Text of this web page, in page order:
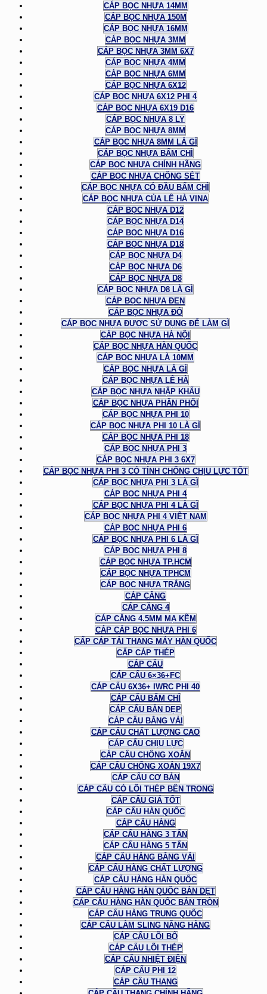
CÁP BỌC NHỰA 14MM
CÁP BỌC NHỰA 150M
CÁP BỌC NHỰA 16MM
CÁP BỌC NHỰA 3MM
CÁP BỌC NHỰA 3MM 6X7
CÁP BỌC NHỰA 4MM
CÁP BỌC NHỰA 6MM
CÁP BỌC NHỰA 6X12
CÁP BỌC NHỰA 6X12 PHI 4
CÁP BỌC NHỰA 6X19 D16
CÁP BỌC NHỰA 8 LY
CÁP BỌC NHỰA 8MM
CÁP BỌC NHỰA 8MM LÀ GÌ
CÁP BỌC NHỰA BẤM CHÌ
CÁP BỌC NHỰA CHÍNH HÃNG
CÁP BỌC NHỰA CHỐNG SÉT
CÁP BỌC NHỰA CÓ ĐẦU BẤM CHÌ
CÁP BỌC NHỰA CỦA LÊ HÀ VINA
CÁP BỌC NHỰA D12
CÁP BỌC NHỰA D14
CÁP BỌC NHỰA D16
CÁP BỌC NHỰA D18
CÁP BỌC NHỰA D4
CÁP BỌC NHỰA D6
CÁP BỌC NHỰA D8
CÁP BỌC NHỰA D8 LÀ GÌ
CÁP BỌC NHỰA ĐEN
CÁP BỌC NHỰA ĐỎ
CÁP BỌC NHỰA ĐƯỢC SỬ DỤNG ĐỂ LÀM GÌ
CÁP BỌC NHỰA HÀ NỘI
CÁP BỌC NHỰA HÀN QUỐC
CÁP BỌC NHỰA LÀ 10MM
CÁP BỌC NHỰA LÀ GÌ
CÁP BỌC NHỰA LÊ HÀ
CÁP BỌC NHỰA NHẬP KHẨU
CÁP BỌC NHỰA PHÂN PHỐI
CÁP BỌC NHỰA PHI 10
CÁP BỌC NHỰA PHI 10 LÀ GÌ
CÁP BỌC NHỰA PHI 18
CÁP BỌC NHỰA PHI 3
CÁP BỌC NHỰA PHI 3 6X7
CÁP BỌC NHỰA PHI 3 CÓ TÍNH CHỐNG CHỊU LỰC TỐT
CÁP BỌC NHỰA PHI 3 LÀ GÌ
CÁP BỌC NHỰA PHI 4
CÁP BỌC NHỰA PHI 4 LÀ GÌ
CÁP BỌC NHỰA PHI 4 VIỆT NAM
CÁP BỌC NHỰA PHI 6
CÁP BỌC NHỰA PHI 6 LÀ GÌ
CÁP BỌC NHỰA PHI 8
CÁP BỌC NHỰA TP.HCM
CÁP BỌC NHỰA TPHCM
CÁP BỌC NHỰA TRẮNG
CÁP CĂNG
CÁP CĂNG 4
CÁP CĂNG 4.5MM MẠ KẼM
CÁP CÁP BỌC NHỰA PHI 6
CẤP CÁP TẢI THANG MÁY HÀN QUỐC
CẤP CÁP THÉP
CÁP CẨU
CÁP CẨU 6×36+FC
CÁP CẨU 6X36+ IWRC PHI 40
CÁP CẨU BẤM CHÌ
CÁP CẨU BẢN DẸP
CÁP CẨU BẰNG VẢI
CÁP CẨU CHẤT LƯỢNG CAO
CÁP CẨU CHỊU LỰC
CÁP CẨU CHỐNG XOẮN
CÁP CẨU CHỐNG XOẮN 19X7
CÁP CẨU CƠ BẢN
CÁP CẨU CÓ LÕI THÉP BÊN TRONG
CÁP CẨU GIÁ TỐT
CÁP CẨU HÀN QUỐC
CÁP CẨU HÀNG
CÁP CẨU HÀNG 3 TẤN
CÁP CẨU HÀNG 5 TẤN
CÁP CẨU HÀNG BẰNG VẢI
CÁP CẨU HÀNG CHẤT LƯỢNG
CÁP CẨU HÀNG HÀN QUỐC
CÁP CẨU HÀNG HÀN QUỐC BẢN DẸT
CÁP CẨU HÀNG HÀN QUỐC BẢN TRÒN
CÁP CẨU HÀNG TRUNG QUỐC
CÁP CẨU LÀM SLING NÂNG HÀNG
CÁP CẨU LÕI BỐ
CÁP CẨU LÕI THÉP
CÁP CẨU NHIỆT ĐIỆN
CÁP CẨU PHI 12
CÁP CẦU THANG